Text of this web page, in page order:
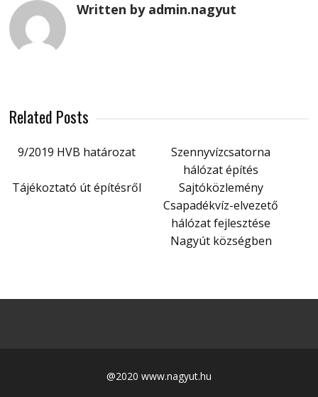
Written by admin.nagyut
Related Posts
9/2019 HVB határozat
Szennyvízcsatorna
hálózat építés
Tájékoztató út építésről
Sajtóközlemény
Csapadékvíz-elvezető
hálózat fejlesztése
Nagyút községben
@2020 www.nagyut.hu